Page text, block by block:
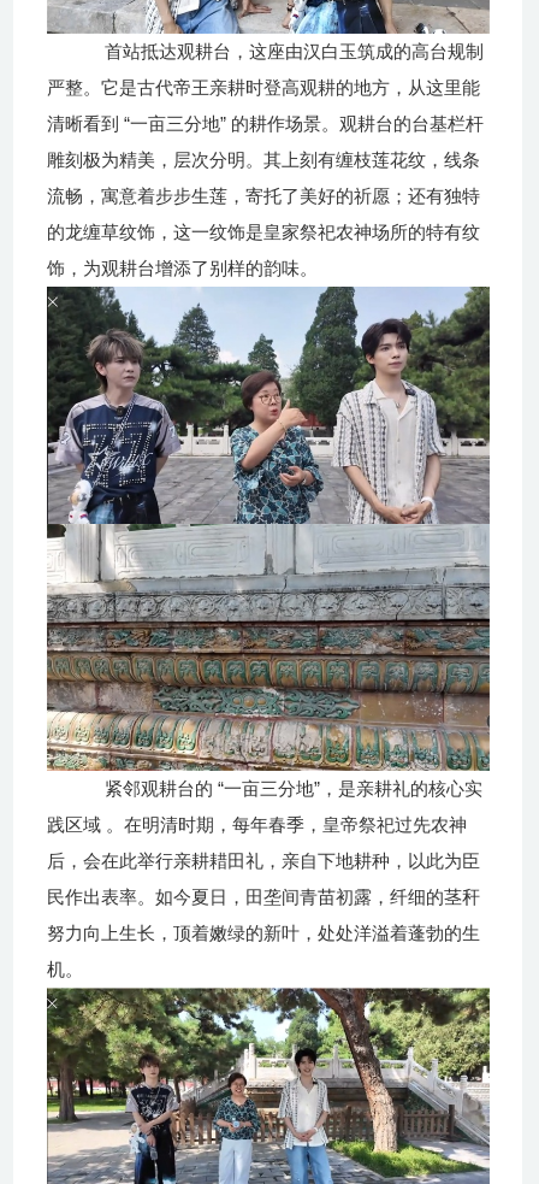
首站抵达观耕台，这座由汉白玉筑成的高台规制
严整。它是古代帝王亲耕时登高观耕的地方，从这里能
清晰看到 “一亩三分地” 的耕作场景。观耕台的台基栏杆
雕刻极为精美，层次分明。其上刻有缠枝莲花纹，线条
流畅，寓意着步步生莲，寄托了美好的祈愿；还有独特
的龙缠草纹饰，这一纹饰是皇家祭祀农神场所的特有纹
饰 ，为观耕台增添了别样的韵味。
紧邻观耕台的 “一亩三分地”，是亲耕礼的核心实
践区域 。在明清时期，每年春季，皇帝祭祀过先农神
后，会在此举行亲耕耤田礼，亲自下地耕种，以此为臣
民作出表率。如今夏日，田垄间青苗初露，纤细的茎秆
努力向上生长，顶着嫩绿的新叶，处处洋溢着蓬勃的生
机。